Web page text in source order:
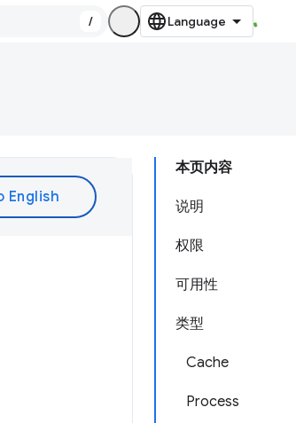
/
本页内容
说明
权限
可用性
类型
Cache
Process